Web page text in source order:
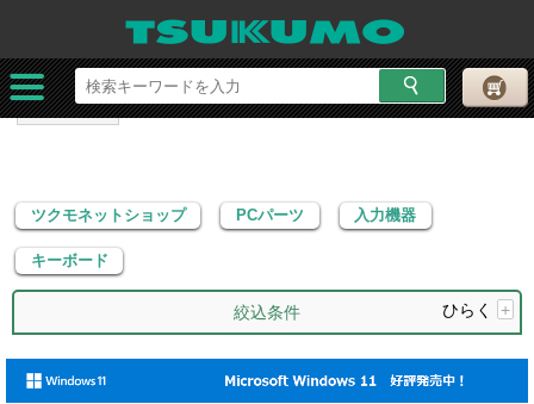
ツクモネットショップ PCパーツ
キーボード
ツクモネットショップ PCパーツ 入力機器
キーボード
絞込条件 ひらく +